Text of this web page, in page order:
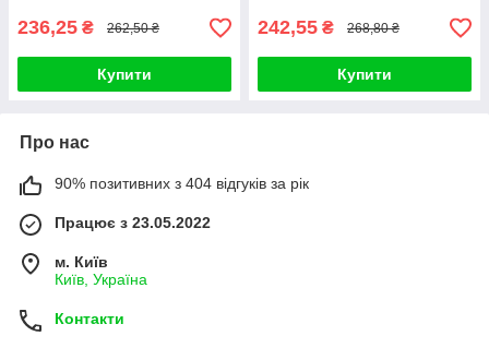
236,25 ₴ 262,50 ₴
Купити
242,55 ₴ 268,80 ₴
Купити
Про нас
90% позитивних з 404 відгуків за рік
Працює з 23.05.2022
м. Київ
Київ, Україна
Контакти